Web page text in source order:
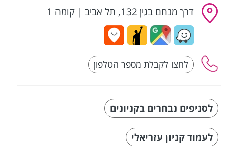
דרך מנחם בגין 132, תל אביב | קומה 1
לסניפים נבחרים בקניונים
לעמוד קניון עזריאלי